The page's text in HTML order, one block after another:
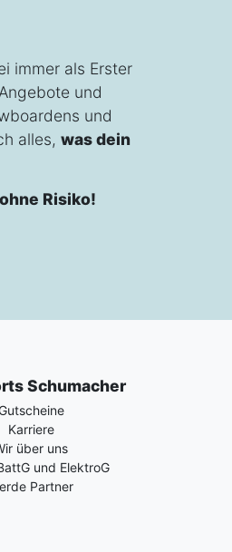
immer als Erster
und
und
alles, was dein
Risiko!
Schumacher
Karriere
über uns
und ElektroG
Partner